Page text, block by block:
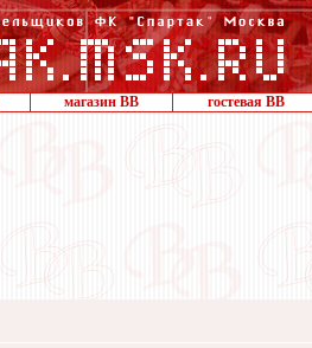
магазин ВВ гостевая ВВ